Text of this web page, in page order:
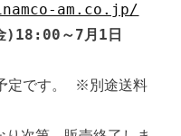
am.co.jp/
)18:00～7月1日
定です。 ※別途送料